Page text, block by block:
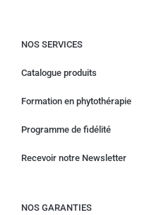
NOS SERVICES
Catalogue produits
Formation en phytothérapie
Programme de fidélité
Recevoir notre Newsletter
NOS GARANTIES